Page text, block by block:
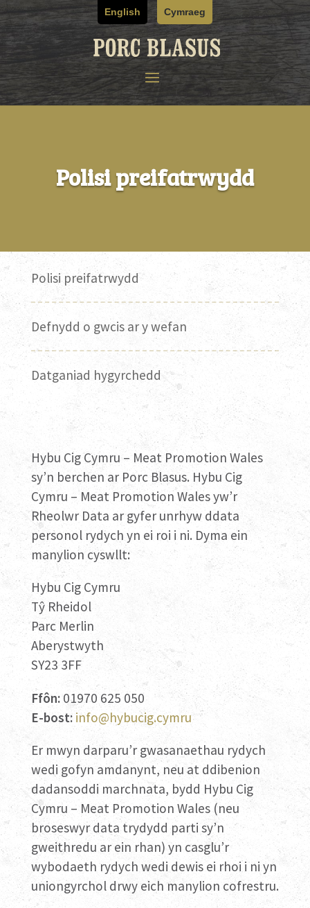
Skip
to
content
English Cymraeg
Polisi preifatrwydd
Polisi preifatrwydd
Defnydd o gwcis ar y wefan
Datganiad hygyrchedd
Hybu Cig Cymru – Meat Promotion Wales
sy’n berchen ar Porc Blasus. Hybu Cig
Cymru – Meat Promotion Wales yw’r
Rheolwr Data ar gyfer unrhyw ddata
personol rydych yn ei roi i ni. Dyma ein
manylion cyswllt:
Hybu Cig Cymru
Tŷ Rheidol
Parc Merlin
Aberystwyth
SY23 3FF
Ffôn:01970 625 050
E-bost: info@hybucig.cymru
Er mwyn darparu’r gwasanaethau rydych
wedi gofyn amdanynt, neu at ddibenion
dadansoddi marchnata, bydd Hybu Cig
Cymru – Meat Promotion Wales (neu
broseswyr data trydydd parti sy’n
gweithredu ar ein rhan) yn casglu’r
wybodaeth rydych wedi dewis ei rhoi i ni yn
uniongyrchol drwy eich manylion cofrestru.